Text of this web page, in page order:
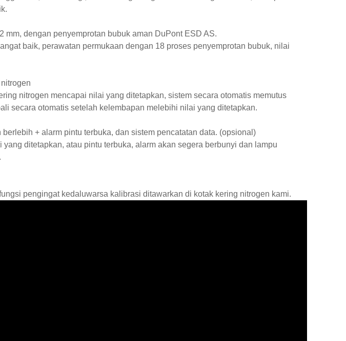
mm, dengan penyemprotan bubuk aman DuPont ESD AS.
baik, perawatan permukaan dengan 18 proses penyemprotan bubuk, nilai
nitrogen mencapai nilai yang ditetapkan, sistem secara otomatis memutus
secara otomatis setelah kelembapan melebihi nilai yang ditetapkan.
+ alarm pintu terbuka, dan sistem pencatatan data. (opsional)
ditetapkan, atau pintu terbuka, alarm akan segera berbunyi dan lampu
pengingat kedaluwarsa kalibrasi ditawarkan di kotak kering nitrogen kami.